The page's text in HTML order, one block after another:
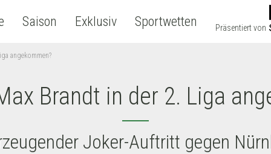
Saison Exklusiv Sportwetten Präsentiert von
angekommen?
Brandt in der 2. Liga
Joker-Auftritt gegen